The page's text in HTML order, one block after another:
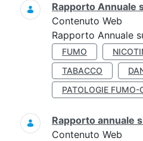
Rapporto Annuale
Contenuto Web
Rapporto Annuale
FUMO
TABACCO
PATOLOGIE FUMO-
Rapporto annuale
Contenuto Web